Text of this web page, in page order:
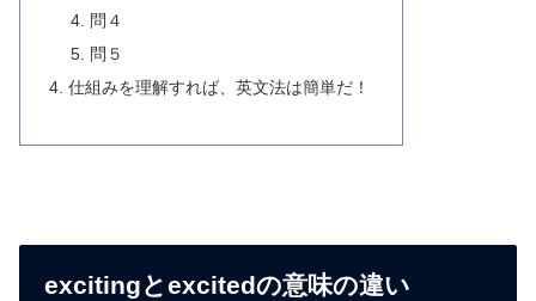
問４
問５
仕組みを理解すれば、英文法は簡単だ！
excitingとexcitedの意味の違い